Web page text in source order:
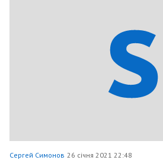
Сергей Симонов 26 січня 2021 22:48